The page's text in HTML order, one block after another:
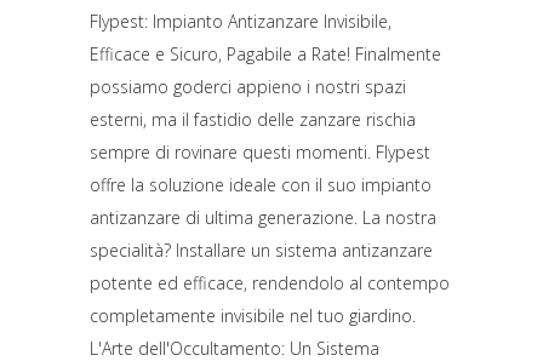
Flypest: Impianto Antizanzare Invisibile,
Efficace e Sicuro, Pagabile a Rate! Finalmente
possiamo goderci appieno i nostri spazi
esterni, ma il fastidio delle zanzare rischia
sempre di rovinare questi momenti. Flypest
offre la soluzione ideale con il suo impianto
antizanzare di ultima generazione. La nostra
specialità? Installare un sistema antizanzare
potente ed efficace, rendendolo al contempo
completamente invisibile nel tuo giardino.
L'Arte dell'Occultamento: Un Sistema